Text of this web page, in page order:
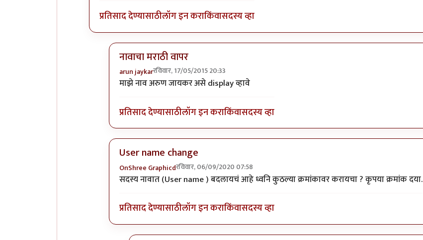
प्रतिसाद देण्यासाठीलॉग इन कराकिंवासदस्य व्हा
नावाचा मराठी वापर
arun jaykarरविवार, 17/05/2015 20:33
In reply toनीलकांत या आयडी ला व्यनि करा
माझे नाव अरुण जायकर असे display व्हावे
प्रतिसाद देण्यासाठीलॉग इन कराकिंवासदस्य व्हा
User name change
OnShree Graphicdरविवार, 06/09/2020 07:58
In reply toनीलकांत या आयडी ला व्यनि कराbyअद्द्या
सदस्य नावात (User name ) बदलायचं आहे ध्वनि कुठल्या क्रमांकावर करायचा ? कृपया क्रमांक दया.
प्रतिसाद देण्यासाठीलॉग इन कराकिंवासदस्य व्हा